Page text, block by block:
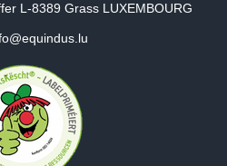
L-8389 Grass LUXEMBOURG